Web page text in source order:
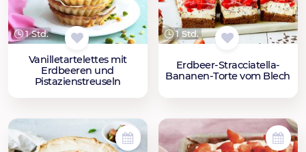
1 Std.
Vanilletartelettes mit
Erdbeeren und
Pistazienstreuseln
1 Std.
Erdbeer-Stracciatella-
Bananen-Torte vom Blech